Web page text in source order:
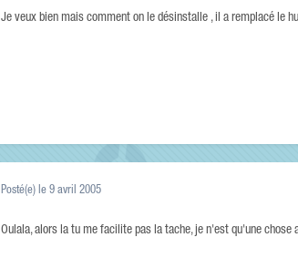
Je veux bien mais comment on le désinstalle , il a remplacé le
Posté(e) le 9 avril 2005
Oulala, alors la tu me facilite pas la tache, je n'est qu'une chose